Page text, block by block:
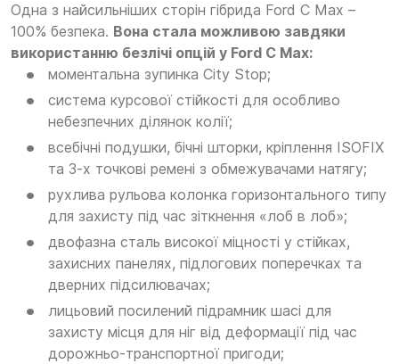
Одна з найсильніших сторін гібрида Ford C Max –
100% безпека. Вона стала можливою завдяки
використанню безлічі опцій у Ford C Max:
моментальна зупинка City Stop;
система курсової стійкості для особливо
небезпечних ділянок колії;
всебічні подушки, бічні шторки, кріплення ISOFIX
та 3-х точкові ремені з обмежувачами натягу;
рухлива рульова колонка горизонтального типу
для захисту під час зіткнення «лоб в лоб»;
двофазна сталь високої міцності у стійках,
захисних панелях, підлогових поперечках та
дверних підсилювачах;
лицьовий посилений підрамник шасі для
захисту місця для ніг від деформації під час
дорожньо-транспортної пригоди;